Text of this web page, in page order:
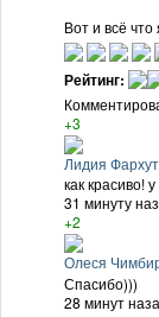
Вот и всё что
Рейтинг:
+3
Лидия
как красиво!
31 минуту
+2
Олеся
Спасибо)))
28 минут